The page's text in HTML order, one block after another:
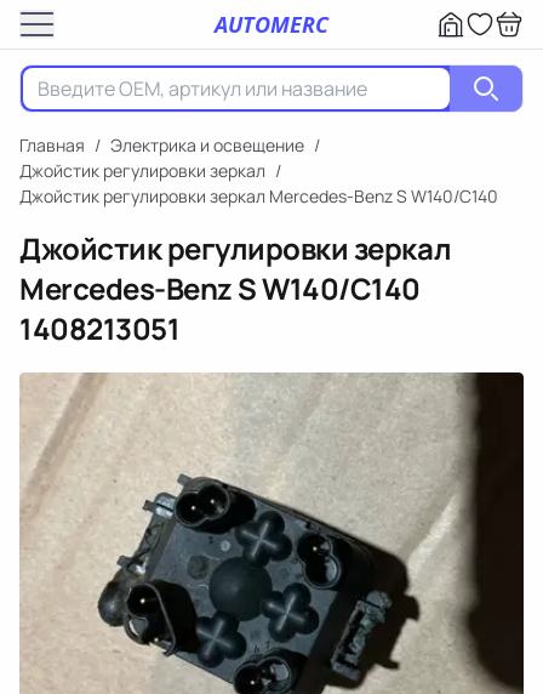
AUTOMERC
Главная / Электрика и освещение /
Джойстик регулировки зеркал /
Джойстик регулировки зеркал Mercedes-Benz S W140/C140
Джойстик регулировки зеркал
Mercedes-Benz S W140/C140
1408213051